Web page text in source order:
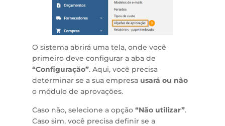
O sistema abrirá uma tela, onde você
primeiro deve configurar a aba de
“Configuração”. Aqui, você precisa
determinar se a sua empresa usará ou não
o módulo de aprovações.
Caso não, selecione a opção “Não utilizar”.
Caso sim, você precisa definir se a